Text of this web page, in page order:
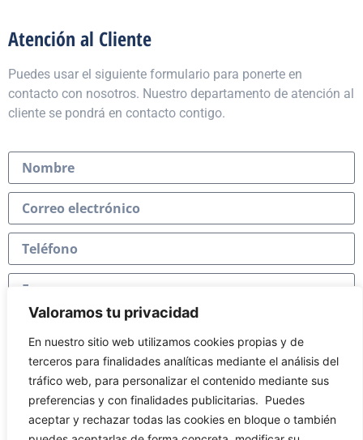
Valoramos tu privacidad
En nuestro sitio web utilizamos cookies propias y de
terceros para finalidades analíticas mediante el análisis del
tráfico web, para personalizar el contenido mediante sus
preferencias y con finalidades publicitarias. Puedes
aceptar y rechazar todas las cookies en bloque o también
Atención al Cliente
Puedes usar el siguiente formulario para ponerte en
contacto con nosotros. Nuestro departamento de atención al
cliente se pondrá en contacto contigo.
Consiento el uso de mis datos para los fines
indicados en laPolítica de privacidad.